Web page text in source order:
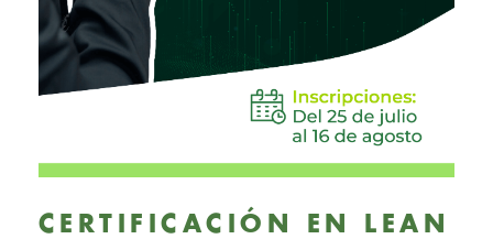
CERTIFICACIÓN EN LEAN